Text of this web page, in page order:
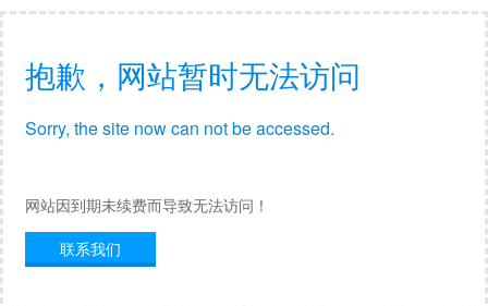
抱歉，网站暂时无法访问
Sorry, the site now can not be accessed.
网站因到期未续费而导致无法访问！
联系我们